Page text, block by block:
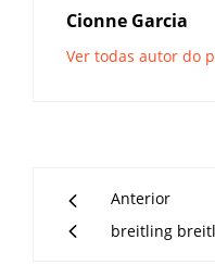
Cionne Garcia
Ver todas autor do
Anterior
breitling